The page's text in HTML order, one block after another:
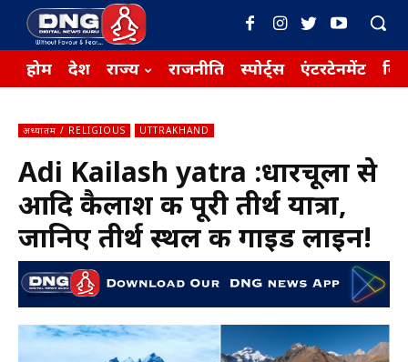
होम देश राज्य राजनीति स्पोर्ट्स एंटरटेनमेंट
अध्यातम / RELIGIOUS UTTRAKHAND
Adi Kailash yatra :धारचूला से
आदि कैलाश की पूरी तीर्थ यात्रा,
जानिए तीर्थ स्थल की गाइड लाइन!